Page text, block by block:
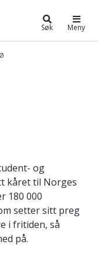
Søk Meny
for
og
kåret til Norges
180 000
setter sitt preg
i fritiden, så
på.